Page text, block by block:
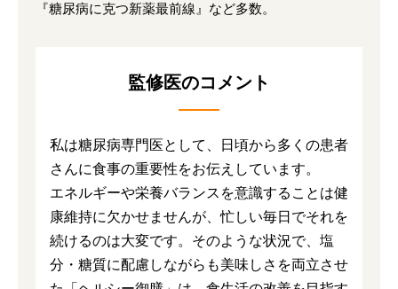
『糖尿病に克つ新薬最前線』など多数。
監修医のコメント
私は糖尿病専門医として、日頃から多くの患者
さんに食事の重要性をお伝えしています。
エネルギーや栄養バランスを意識することは健
康維持に欠かせませんが、忙しい毎日でそれを
続けるのは大変です。そのような状況で、塩
分・糖質に配慮しながらも美味しさを両立させ